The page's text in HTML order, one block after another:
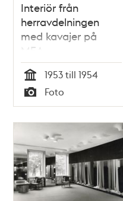
Interiör från
herravdelningen
med kavajer på
MEA
Tid
1953 till 1954
Typ
Foto